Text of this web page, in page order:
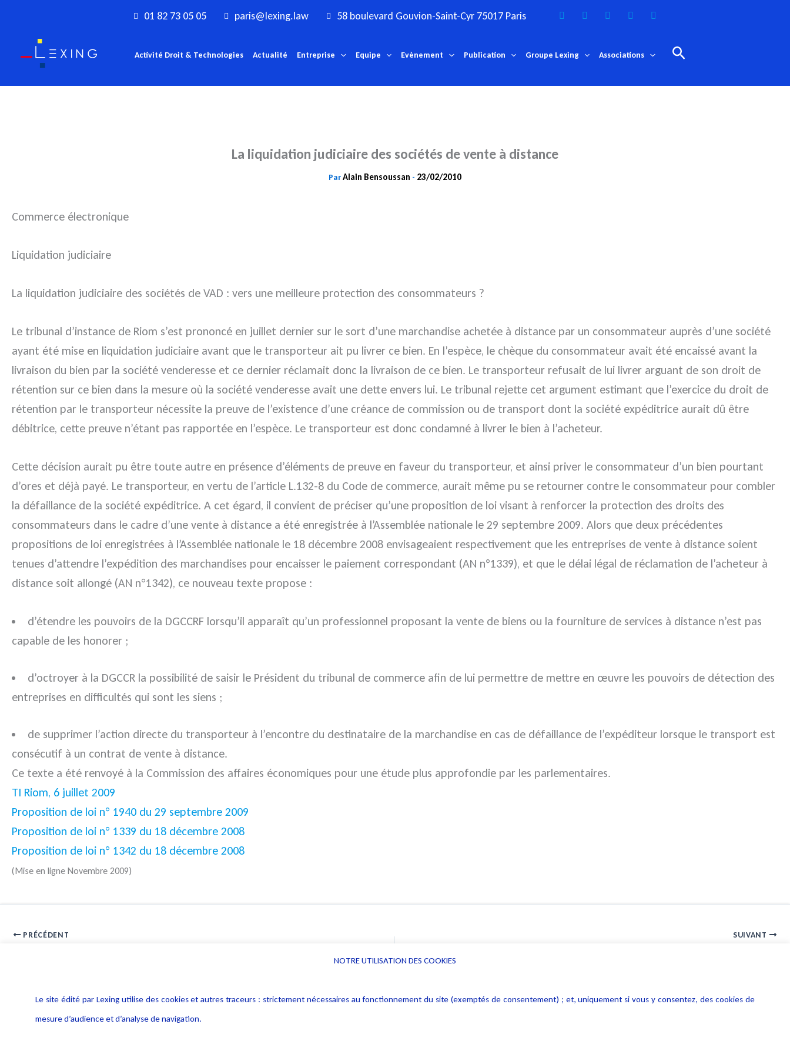
contenu
01 82 73 05 05 paris@lexing.law 58 boulevard Gouvion-Saint-Cyr 75017 Paris
Activité Droit & Technologies Actualité Entreprise Equipe Evènement Publication Groupe Lexing Associations Rechercher
La liquidation judiciaire des sociétés de vente à distance
ParAlain Bensoussan - 23/02/2010
Commerce électronique
Liquidation judiciaire
La liquidation judiciaire des sociétés de VAD : vers une meilleure protection des consommateurs ?
Le tribunal d’instance de Riom s’est prononcé en juillet dernier sur le sort d’une marchandise achetée à distance par un consommateur auprès d’une société
ayant été mise en liquidation judiciaire avant que le transporteur ait pu livrer ce bien. En l’espèce, le chèque du consommateur avait été encaissé avant la
livraison du bien par la société venderesse et ce dernier réclamait donc la livraison de ce bien. Le transporteur refusait de lui livrer arguant de son droit de
rétention sur ce bien dans la mesure où la société venderesse avait une dette envers lui. Le tribunal rejette cet argument estimant que l’exercice du droit de
rétention par le transporteur nécessite la preuve de l’existence d’une créance de commission ou de transport dont la société expéditrice aurait dû être
débitrice, cette preuve n’étant pas rapportée en l’espèce. Le transporteur est donc condamné à livrer le bien à l’acheteur.
Cette décision aurait pu être toute autre en présence d’éléments de preuve en faveur du transporteur, et ainsi priver le consommateur d’un bien pourtant
d’ores et déjà payé. Le transporteur, en vertu de l’article L.132-8 du Code de commerce, aurait même pu se retourner contre le consommateur pour combler
la défaillance de la société expéditrice. A cet égard, il convient de préciser qu’une proposition de loi visant à renforcer la protection des droits des
consommateurs dans le cadre d’une vente à distance a été enregistrée à l’Assemblée nationale le 29 septembre 2009. Alors que deux précédentes
propositions de loi enregistrées à l’Assemblée nationale le 18 décembre 2008 envisageaient respectivement que les entreprises de vente à distance soient
tenues d’attendre l’expédition des marchandises pour encaisser le paiement correspondant (AN n°1339), et que le délai légal de réclamation de l’acheteur à
distance soit allongé (AN n°1342), ce nouveau texte propose :
d’étendre les pouvoirs de la DGCCRF lorsqu’il apparaît qu’un professionnel proposant la vente de biens ou la fourniture de services à distance n’est pas
capable de les honorer ;
d’octroyer à la DGCCR la possibilité de saisir le Président du tribunal de commerce afin de lui permettre de mettre en œuvre les pouvoirs de détection des
entreprises en difficultés qui sont les siens ;
de supprimer l’action directe du transporteur à l’encontre du destinataire de la marchandise en cas de défaillance de l’expéditeur lorsque le transport est
consécutif à un contrat de vente à distance.
Ce texte a été renvoyé à la Commission des affaires économiques pour une étude plus approfondie par les parlementaires.
TI Riom, 6 juillet 2009
Proposition de loi n° 1940 du 29 septembre 2009
Proposition de loi n° 1339 du 18 décembre 2008
Proposition de loi n° 1342 du 18 décembre 2008
(Mise en ligne Novembre 2009)
PRÉCÉDENT SUIVANT
NOTRE UTILISATION DES COOKIES
Le site édité par Lexing utilise des cookies et autres traceurs : strictement nécessaires au fonctionnement du site (exemptés de consentement) ; et, uniquement si vous y consentez, des cookies de
mesure d’audience et d’analyse de navigation.